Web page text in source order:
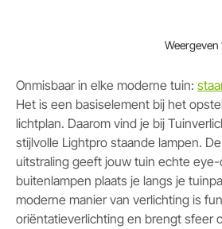
Weergeven
Onmisbaar in elke moderne tuin:
Het is een basiselement bij het
lichtplan. Daarom vind je bij
stijlvolle Lightpro staande lampen.
uitstraling geeft jouw tuin echte eye-
buitenlampen plaats je langs je
moderne manier van verlichting is
oriëntatieverlichting en brengt sfeer